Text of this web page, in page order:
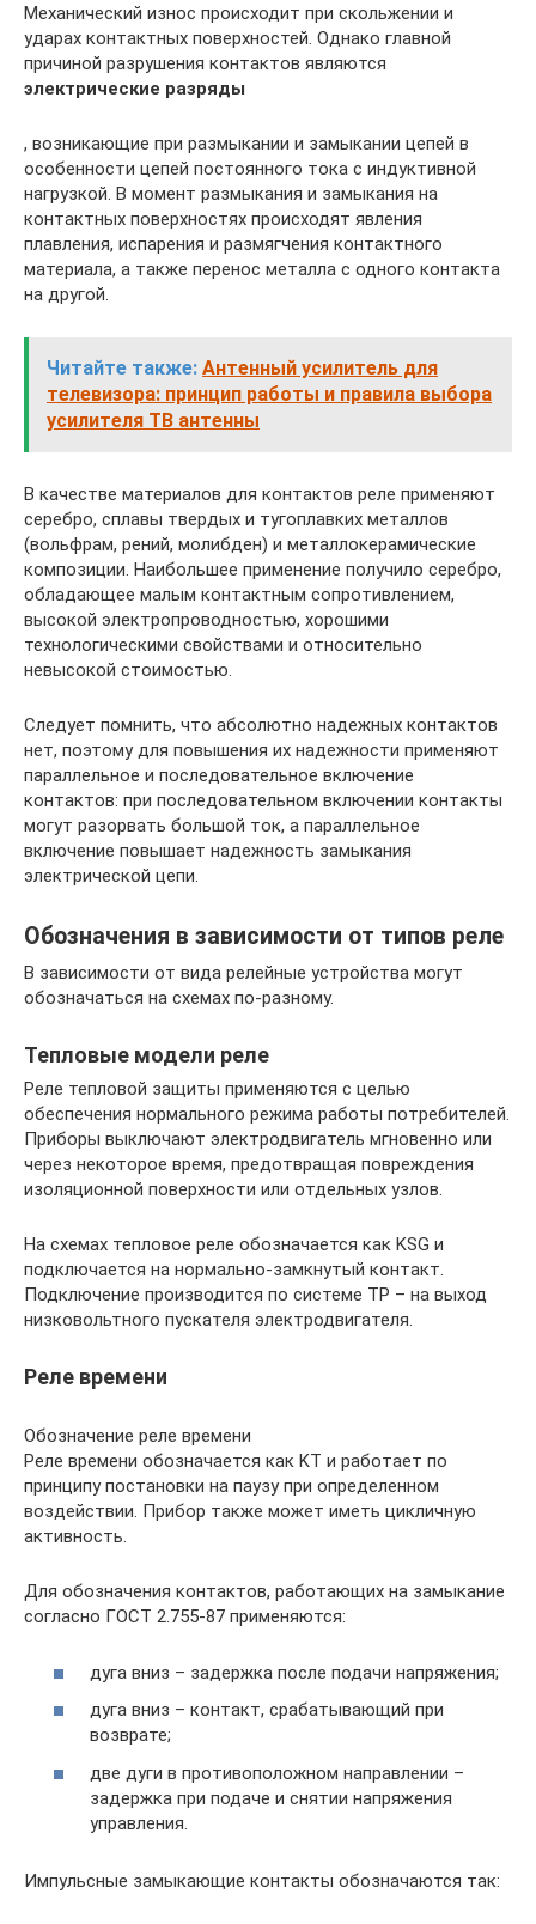
Механический износ происходит при скольжении и
ударах контактных поверхностей. Однако главной
причиной разрушения контактов являются
электрические разряды
, возникающие при размыкании и замыкании цепей в
особенности цепей постоянного тока с индуктивной
нагрузкой. В момент размыкания и замыкания на
контактных поверхностях происходят явления
плавления, испарения и размягчения контактного
материала, а также перенос металла с одного контакта
на другой.
Читайте также: Антенный усилитель для
телевизора: принцип работы и правила выбора
усилителя ТВ антенны
В качестве материалов для контактов реле применяют
серебро, сплавы твердых и тугоплавких металлов
(вольфрам, рений, молибден) и металлокерамические
композиции. Наибольшее применение получило серебро,
обладающее малым контактным сопротивлением,
высокой электропроводностью, хорошими
технологическими свойствами и относительно
невысокой стоимостью.
Следует помнить, что абсолютно надежных контактов
нет, поэтому для повышения их надежности применяют
параллельное и последовательное включение
контактов: при последовательном включении контакты
могут разорвать большой ток, а параллельное
включение повышает надежность замыкания
электрической цепи.
Обозначения в зависимости от типов реле
В зависимости от вида релейные устройства могут
обозначаться на схемах по-разному.
Тепловые модели реле
Реле тепловой защиты применяются с целью
обеспечения нормального режима работы потребителей.
Приборы выключают электродвигатель мгновенно или
через некоторое время, предотвращая повреждения
изоляционной поверхности или отдельных узлов.
На схемах тепловое реле обозначается как KSG и
подключается на нормально-замкнутый контакт.
Подключение производится по системе ТР – на выход
низковольтного пускателя электродвигателя.
Реле времени
Обозначение реле времени
Реле времени обозначается как KT и работает по
принципу постановки на паузу при определенном
воздействии. Прибор также может иметь цикличную
активность.
Для обозначения контактов, работающих на замыкание
согласно ГОСТ 2.755-87 применяются:
дуга вниз – задержка после подачи напряжения;
дуга вниз – контакт, срабатывающий при
возврате;
две дуги в противоположном направлении –
задержка при подаче и снятии напряжения
управления.
Импульсные замыкающие контакты обозначаются так: